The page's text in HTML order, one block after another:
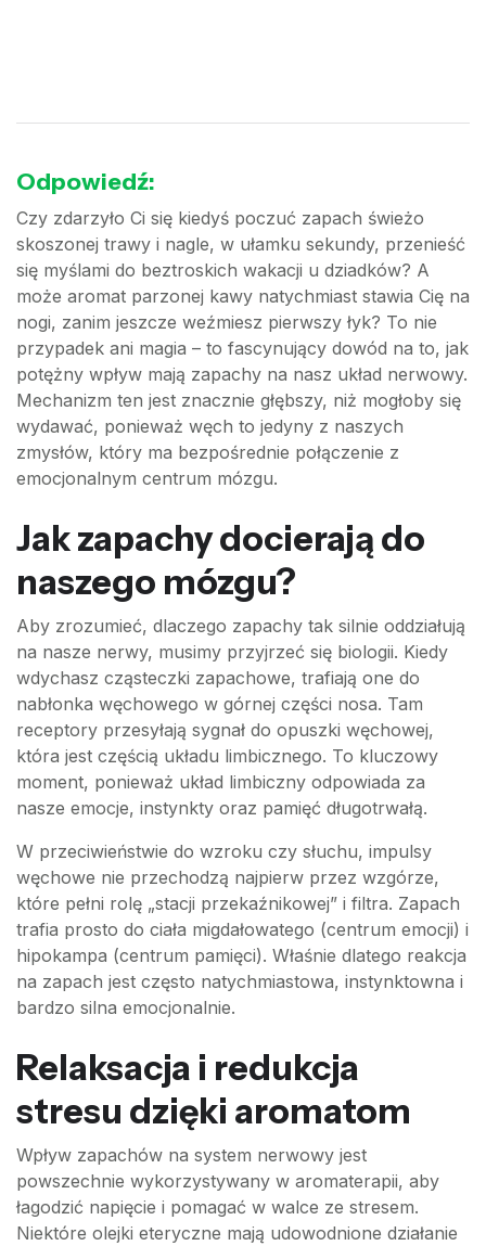
Odpowiedź:
Czy zdarzyło Ci się kiedyś poczuć zapach świeżo
skoszonej trawy i nagle, w ułamku sekundy, przenieść
się myślami do beztroskich wakacji u dziadków? A
może aromat parzonej kawy natychmiast stawia Cię na
nogi, zanim jeszcze weźmiesz pierwszy łyk? To nie
przypadek ani magia – to fascynujący dowód na to, jak
potężny wpływ mają zapachy na nasz układ nerwowy.
Mechanizm ten jest znacznie głębszy, niż mogłoby się
wydawać, ponieważ węch to jedyny z naszych
zmysłów, który ma bezpośrednie połączenie z
emocjonalnym centrum mózgu.
Jak zapachy docierają do
naszego mózgu?
Aby zrozumieć, dlaczego zapachy tak silnie oddziałują
na nasze nerwy, musimy przyjrzeć się biologii. Kiedy
wdychasz cząsteczki zapachowe, trafiają one do
nabłonka węchowego w górnej części nosa. Tam
receptory przesyłają sygnał do opuszki węchowej,
która jest częścią układu limbicznego. To kluczowy
moment, ponieważ układ limbiczny odpowiada za
nasze emocje, instynkty oraz pamięć długotrwałą.
W przeciwieństwie do wzroku czy słuchu, impulsy
węchowe nie przechodzą najpierw przez wzgórze,
które pełni rolę „stacji przekaźnikowej” i filtra. Zapach
trafia prosto do ciała migdałowatego (centrum emocji) i
hipokampa (centrum pamięci). Właśnie dlatego reakcja
na zapach jest często natychmiastowa, instynktowna i
bardzo silna emocjonalnie.
Relaksacja i redukcja
stresu dzięki aromatom
Wpływ zapachów na system nerwowy jest
powszechnie wykorzystywany w aromaterapii, aby
łagodzić napięcie i pomagać w walce ze stresem.
Niektóre olejki eteryczne mają udowodnione działanie